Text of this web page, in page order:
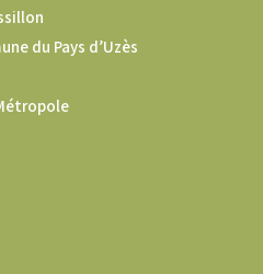
du Pays d’Uzès